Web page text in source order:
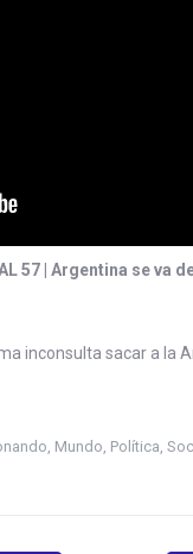
57 | Argentina se va
inconsulta sacar a la
Mundo Política